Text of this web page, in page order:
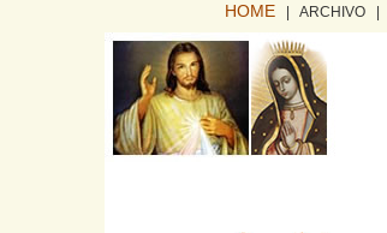
HOME | ARCHIVO